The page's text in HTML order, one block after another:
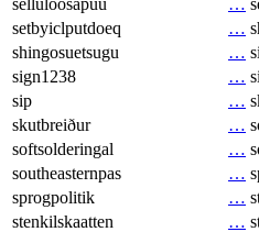
setbyiclputdoeq
…
shingosuetsugu
…
sign1238
…
sip
…
skutbreiður
…
softsolderingal
…
southeasternpas
…
sprogpolitik
…
stenkilskaatten
…